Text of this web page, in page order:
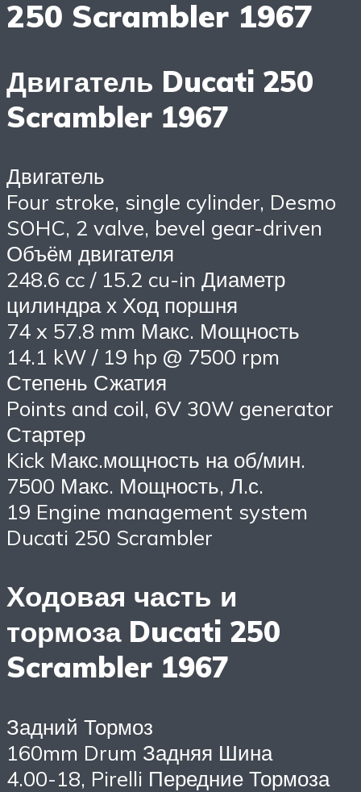
250 Scrambler 1967
Двигатель Ducati 250
Scrambler 1967
Двигатель
Four stroke, single cylinder, Desmo
SOHC, 2 valve, bevel gear-driven
Объём двигателя
248.6 cc / 15.2 cu-in Диаметр
цилиндра х Ход поршня
74 x 57.8 mm Макс. Мощность
14.1 kW / 19 hp @ 7500 rpm
Степень Сжатия
Points and coil, 6V 30W generator
Стартер
Kick Макс.мощность на об/мин.
7500 Макс. Мощность, Л.с.
19 Engine management system
Ducati 250 Scrambler
Ходовая часть и
тормоза Ducati 250
Scrambler 1967
Задний Тормоз
160mm Drum Задняя Шина
4.00-18, Pirelli Передние Тормоза